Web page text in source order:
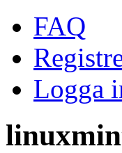
FAQ
Logga